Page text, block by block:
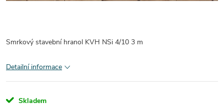
Smrkový stavební hranol KVH NSi 4/10 3 m
Detailní informace
Skladem